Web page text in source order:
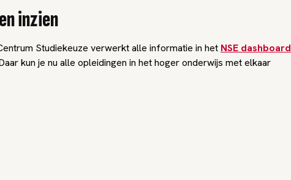
inzien
Studiekeuze verwerkt alle informatie in het NSE dashboard
kun je nu alle opleidingen in het hoger onderwijs met elkaar